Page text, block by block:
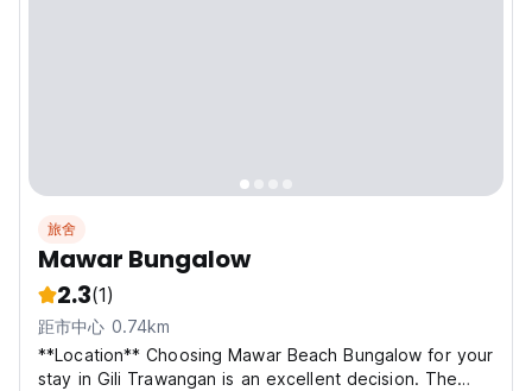
旅舍
Mawar Bungalow
2.3(1)
距市中心 0.74km
**Location** Choosing Mawar Beach Bungalow for your
stay in Gili Trawangan is an excellent decision. The